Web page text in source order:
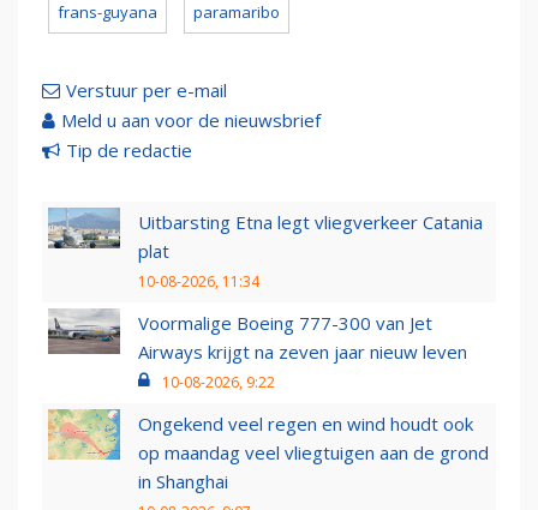
frans-guyana paramaribo
Verstuur per e-mail
Meld u aan voor de nieuwsbrief
Tip de redactie
Uitbarsting Etna legt vliegverkeer Catania
plat
10-08-2026, 11:34
Voormalige Boeing 777-300 van Jet
Airways krijgt na zeven jaar nieuw leven
10-08-2026, 9:22
Ongekend veel regen en wind houdt ook
op maandag veel vliegtuigen aan de grond
in Shanghai